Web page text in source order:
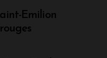
Emilion